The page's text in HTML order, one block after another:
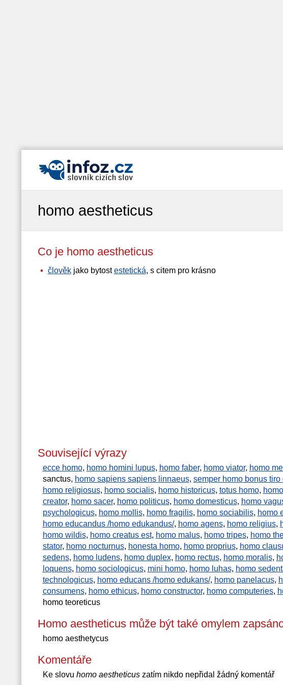
homo aestheticus
Co je homo aestheticus
člověkjako bytostestetická, s citem pro krásno
Související výrazy
ecce homo, homo homini lupus, homo faber, homo viator, homo
sanctus, homo sapiens sapiens linnaeus, semper homo bonus tiro
homo religiosus, homo socialis, homo historicus, totus homo,
creator, homo sacer, homo politicus, homo domesticus, homo
psychologicus, homo mollis, homo fragilis, homo sociabilis, homo
homo educandus /homo edukandus/, homo agens, homo religius,
homo wildis, homo creatus est, homo malus, homo tripes, homo
stator, homo nocturnus, honesta homo, homo proprius, homo
sedens, homo ludens, homo duplex, homo rectus, homo moralis,
loquens, homo sociologicus, mini homo, homo luhas, homo
technologicus, homo educans /homo edukans/, homo panelacus,
consumens, homo ethicus, homo constructor, homo computeries,
homo teoreticus
Homo aestheticus může být také omylem
homo aesthetycus
Komentáře
Ke slovu homo aestheticuszatím nikdo nepřidal žádný komentář